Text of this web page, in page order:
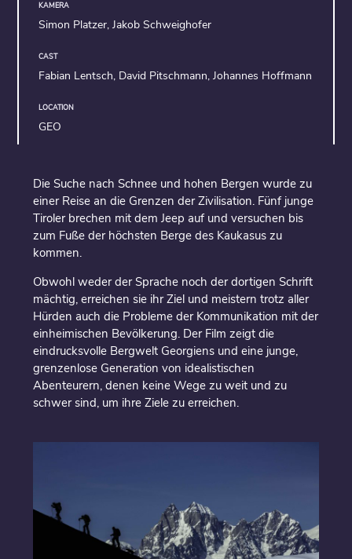
KAMERA
Simon Platzer, Jakob Schweighofer
CAST
Fabian Lentsch, David Pitschmann, Johannes Hoffmann
LOCATION
GEO
Die Suche nach Schnee und hohen Bergen wurde zu
einer Reise an die Grenzen der Zivilisation. Fünf junge
Tiroler brechen mit dem Jeep auf und versuchen bis
zum Fuße der höchsten Berge des Kaukasus zu
kommen.
Obwohl weder der Sprache noch der dortigen Schrift
mächtig, erreichen sie ihr Ziel und meistern trotz aller
Hürden auch die Probleme der Kommunikation mit der
einheimischen Bevölkerung. Der Film zeigt die
eindrucksvolle Bergwelt Georgiens und eine junge,
grenzenlose Generation von idealistischen
Abenteurern, denen keine Wege zu weit und zu
schwer sind, um ihre Ziele zu erreichen.